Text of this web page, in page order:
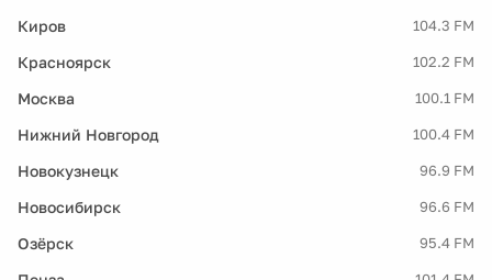
Киров 104.3 FM
Красноярск 102.2 FM
Москва 100.1 FM
Нижний Новгород 100.4 FM
Новокузнецк 96.9 FM
Новосибирск 96.6 FM
Озёрск 95.4 FM